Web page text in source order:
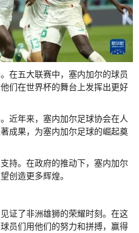
在五大联赛中，塞内加尔的球员
们在世界杯的舞台上发挥出更好
近年来，塞内加尔足球协会在人
成果，为塞内加尔足球的崛起奠
持。在政府的推动下，塞内加尔
创造更多辉煌。
证了非洲雄狮的荣耀时刻。在这
员们用他们的努力和拼搏，赢得